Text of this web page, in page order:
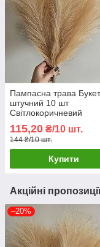
Пампасна трава Букет
штучний 10 шт
Світлокоричневий
115,20 ₴/10 шт.
144 ₴/10 шт.
Купити
Акційні
–20%